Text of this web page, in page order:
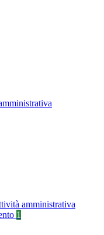
amministrativa
1